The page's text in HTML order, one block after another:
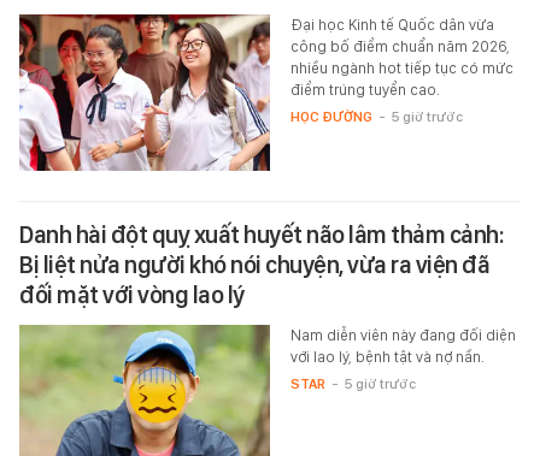
Đại học Kinh tế Quốc dân vừa
công bố điểm chuẩn năm 2026,
nhiều ngành hot tiếp tục có mức
điểm trúng tuyển cao.
HỌC ĐƯỜNG - 5 giờ trước
Danh hài đột quỵ xuất huyết não lâm thảm cảnh:
Bị liệt nửa người khó nói chuyện, vừa ra viện đã
đối mặt với vòng lao lý
Nam diễn viên này đang đối diện
với lao lý, bệnh tật và nợ nần.
STAR - 5 giờ trước